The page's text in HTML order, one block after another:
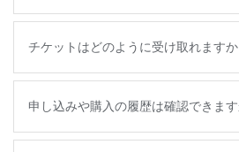
チケットはどのように受け取れますか
申し込みや購入の履歴は確認できます